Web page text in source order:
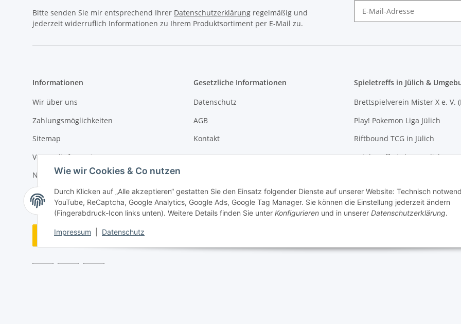
Wie wir Cookies & Co nutzen
Durch Klicken auf „Alle akzeptieren“ gestatten Sie den Einsatz folgender Dienste auf unserer Website: Technisch
YouTube, ReCaptcha, Google Analytics, Google Ads, Google Tag Manager. Sie können die Einstellung jederzeit ändern
(Fingerabdruck-Icon links unten). Weitere Details finden Sie unter Konfigurieren und in unserer Datenschutzerklärung.
Impressum Datenschutz
Bitte senden Sie mir entsprechend Ihrer Datenschutzerklärung regelmäßig und
jederzeit widerruflich Informationen zu Ihrem Produktsortiment per E-Mail zu.
Informationen
Wir über uns
Zahlungsmöglichkeiten
Sitemap
Versandinformationen
Newsletter
Gesetzliche Informationen
Datenschutz
AGB
Kontakt
Impressum
Spieletreffs in Jülich &
Brettspielverein Mister X e. V.
Play! Pokemon Liga Jülich
Riftbound TCG in Jülich
Spieletreff Bird-Box Jülich
Mittwochs-Spielen bei
Vertrag widerrufen